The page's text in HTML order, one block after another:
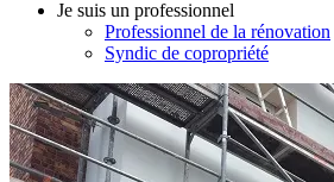
Je suis un professionnel
Professionnel de la rénovation
Syndic de copropriété